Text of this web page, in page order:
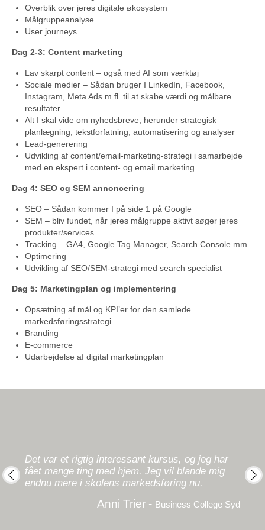
Overblik over jeres digitale økosystem
Målgruppeanalyse
User journeys
Dag 2-3: Content marketing
Lav skarpt content – også med AI som værktøj
Sociale medier – Sådan bruger I LinkedIn, Facebook,
Instagram, Meta Ads m.fl. til at skabe værdi og målbare
resultater
Alt I skal vide om nyhedsbreve, herunder strategisk
planlægning, tekstforfatning, automatisering og analyser
Lead-generering
Udvikling af content/email-marketing-strategi i samarbejde
med en ekspert i content- og email marketing
Dag 4: SEO og SEM annoncering
SEO – Sådan kommer I på side 1 på Google
SEM – bliv fundet, når jeres målgruppe aktivt søger jeres
produkter/services
Tracking – GA4, Google Tag Manager, Search Console mm.
Optimering
Udvikling af SEO/SEM-strategi med search specialist
Dag 5: Marketingplan og implementering
Opsætning af mål og KPI’er for den samlede
markedsføringsstrategi
Branding
E-commerce
Udarbejdelse af digital marketingplan
Det var et rigtig interessant kursus, og jeg har
fået mange ting med hjem. Jeg vil blande mig
endnu mere i skolens markedsføring nu.
Anni Trier - Business College Syd
er